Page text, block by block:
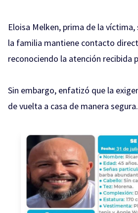
Eloisa Melken, prima de la
la familia mantiene contacto
reconociendo la atención recibida
Sin embargo, enfatizó que la
de vuelta a casa de manera segura.